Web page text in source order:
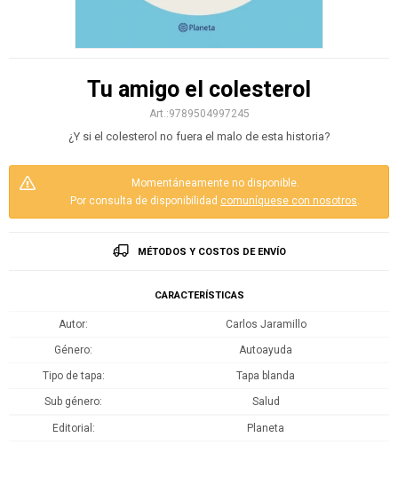
Tu amigo el colesterol
9789504997245
¿Y si el colesterol no fuera el malo de esta historia?
Momentáneamente no disponible.
Por consulta de disponibilidad comuníquese con nosotros.
MÉTODOS Y COSTOS DE ENVÍO
CARACTERÍSTICAS
Autor Carlos Jaramillo
Género Autoayuda
Tipo de tapa Tapa blanda
Sub género Salud
Editorial Planeta